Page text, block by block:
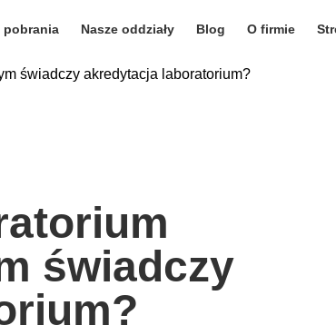
pobrania Nasze oddziały Blog O firmie
świadczy akredytacja laboratorium?
świadczy